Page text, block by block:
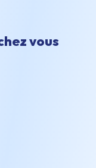
vous